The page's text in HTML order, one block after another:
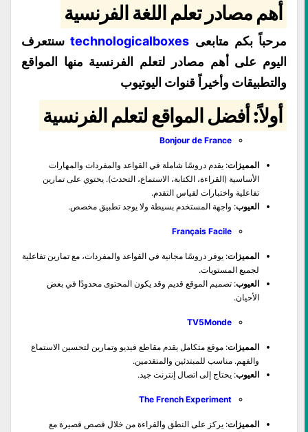
أهم مصادر تعلم اللغة الفرنسية
مرحباً بكم متابعى technologicalboxesسنتعرف
اليوم على أهم مصادر لتعلم الفرنسية منها المواقع
والتطبيقات وأخيراً قنوات اليوتيوب
أولاً: أفضل المواقع لتعلم الفرنسية
Bonjour de France
المميزات: يقدم دروسًا شاملة في القواعد والمفردات والمهارات
الأساسية (القراءة، الكتابة، الاستماع، التحدث). يحتوي على تمارين
تفاعلية واختبارات لقياس التقدم.
العيوب: واجهة المستخدم بسيطة ولا يوجد تطبيق مخصص.
Français Facile
المميزات: يوفر دروسًا مجانية في القواعد والمفردات، مع تمارين تفاعلية
لجميع المستويات.
العيوب: تصميم الموقع قديم وقد يكون المحتوى محدودًا في بعض
الأحيان.
TV5Monde
المميزات: موقع متكامل يقدم مقاطع فيديو وتمارين لتحسين الاستماع
والفهم. مناسب للمبتدئين والمتقدمين.
العيوب: يحتاج إلى اتصال إنترنت جيد.
The French Experiment
المميزات: يركز على النطق والقراءة من خلال قصص قصيرة مع